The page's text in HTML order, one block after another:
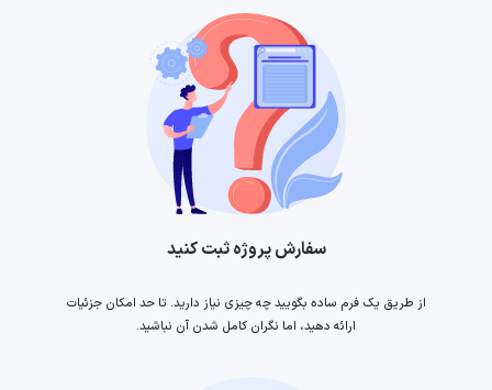
سفارش پروژه ثبت کنید
از طریق یک فرم ساده بگویید چه چیزی نیاز دارید. تا حد امکان جزئیات
ارائه دهید، اما نگران کامل شدن آن نباشید.